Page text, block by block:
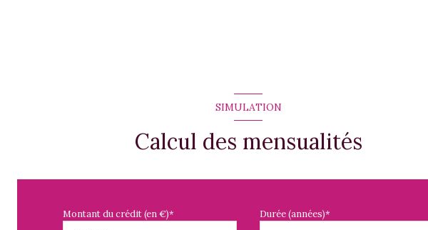
SIMULATION
Calcul des mensualités
Montant du crédit (en €)* Durée (années)*